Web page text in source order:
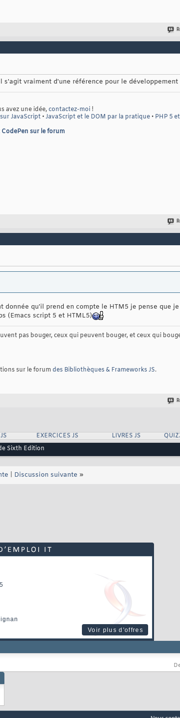
vraiment d'une référence pour le développement
avez une idée, contactez-moi !
JavaScript•JavaScript et le DOM par la pratique• PHP 5
sur le forum
qu'il prend en compte le HTM5 je pense que
(Emacs script 5 et HTML5)
pas bouger, ceux qui peuvent bouger, et ceux qui
sur le forum des Bibliothèques & Frameworks JS.
EXERCICES JS LIVRES JS
Sixth Edition
Discussion suivante »
Voir plus d'offres